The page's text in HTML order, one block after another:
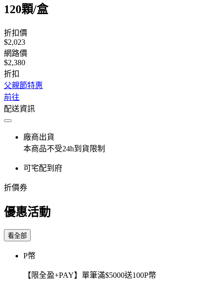
120顆/盒
折扣價
$2,023
網路價
$2,380
折扣
父親節特惠
前往
配送資訊
廠商出貨
本商品不受24h到貨限制
可宅配到府
折價券
優惠活動
看全部
P幣
【限全盈+PAY】單筆滿$5000送100P幣